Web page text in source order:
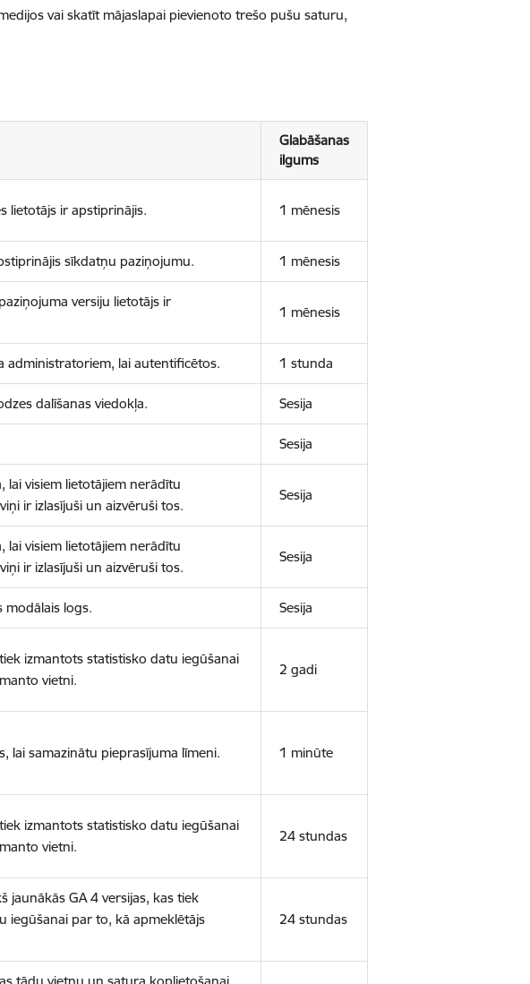
vai skatīt mājaslapai pievienoto trešo pušu saturu,
Glabāšanas
ilgums
lietotājs ir apstiprinājis. 1 mēnesis
sīkdatņu paziņojumu. 1 mēnesis
versiju lietotājs ir
1 mēnesis
administratoriem, lai autentificētos. 1 stunda
dalīšanas viedokļa. Sesija
Sesija
lai visiem lietotājiem nerādītu
ir izlasījuši un aizvēruši tos.
Sesija
lai visiem lietotājiem nerādītu
ir izlasījuši un aizvēruši tos.
Sesija
modālais logs. Sesija
izmantots statistisko datu iegūšanai
vietni.
2 gadi
lai samazinātu pieprasījuma līmeni. 1 minūte
izmantots statistisko datu iegūšanai
vietni.
24 stundas
jaunākās GA 4 versijas, kas tiek
iegūšanai par to, kā apmeklētājs
24 stundas